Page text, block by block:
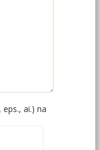
ai.) na